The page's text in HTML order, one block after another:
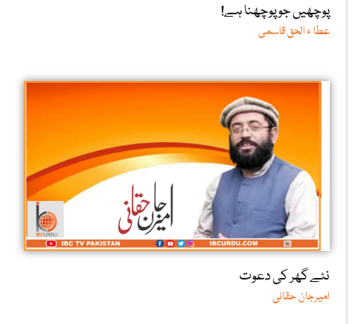
پوچھیں جو پوچھنا ہے!
عطا ء الحق قاسمی
نئے گھر کی دعوت
امیرجان حقانی